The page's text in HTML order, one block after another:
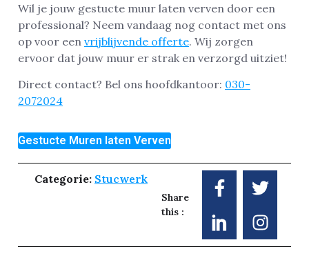
Wil je jouw gestucte muur laten verven door een
professional? Neem vandaag nog contact met ons
op voor een vrijblijvende offerte. Wij zorgen
ervoor dat jouw muur er strak en verzorgd uitziet!
Direct contact? Bel ons hoofdkantoor: 030-
2072024
Gestucte Muren laten Verven
Categorie: Stucwerk
Share
this :